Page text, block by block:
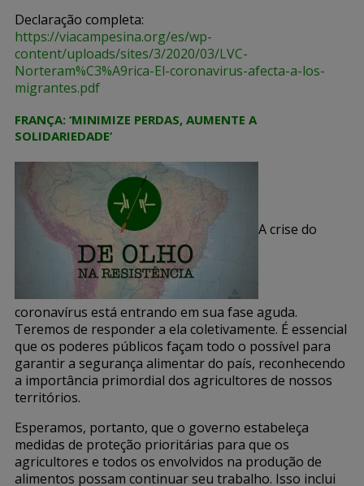
Declaração completa:
https://viacampesina.org/es/wp-
content/uploads/sites/3/2020/03/LVC-
Norteram%C3%A9rica-El-coronavirus-afecta-a-los-
migrantes.pdf
FRANÇA: ‘MINIMIZE PERDAS, AUMENTE A
SOLIDARIEDADE’
A crise do
coronavírus está entrando em sua fase aguda.
Teremos de responder a ela coletivamente. É essencial
que os poderes públicos façam todo o possível para
garantir a segurança alimentar do país, reconhecendo
a importância primordial dos agricultores de nossos
territórios.
Esperamos, portanto, que o governo estabeleça
medidas de proteção prioritárias para que os
agricultores e todos os envolvidos na produção de
alimentos possam continuar seu trabalho. Isso inclui